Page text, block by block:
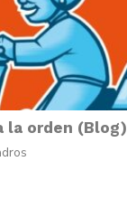
la orden (Blog)